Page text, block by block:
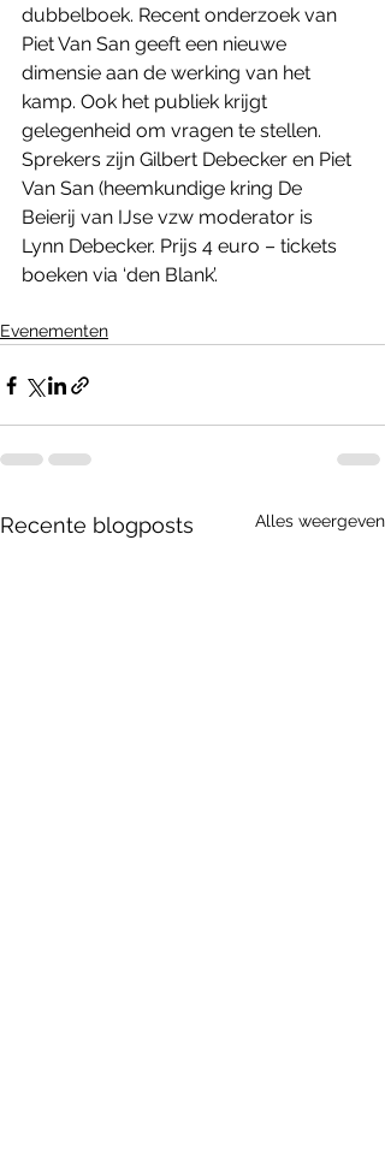
dubbelboek. Recent onderzoek van
Piet Van San geeft een nieuwe
dimensie aan de werking van het
kamp. Ook het publiek krijgt
gelegenheid om vragen te stellen.
Sprekers zijn Gilbert Debecker en Piet
Van San (heemkundige kring De
Beierij van IJse vzw moderator is
Lynn Debecker. Prijs 4 euro – tickets
boeken via ‘den Blank’.
Evenementen
Recente blogposts Alles weergeven